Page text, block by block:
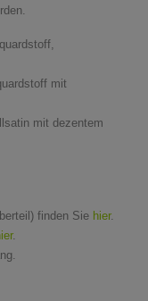
mit
mit dezentem
finden Sie hier.
.